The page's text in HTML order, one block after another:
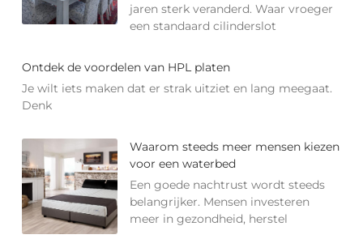
jaren sterk veranderd. Waar vroeger
een standaard cilinderslot
Ontdek de voordelen van HPL platen
Je wilt iets maken dat er strak uitziet en lang meegaat.
Denk
Waarom steeds meer mensen kiezen
voor een waterbed
Een goede nachtrust wordt steeds
belangrijker. Mensen investeren
meer in gezondheid, herstel